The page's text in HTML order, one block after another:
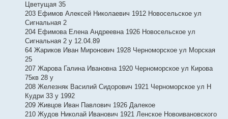
Цветущая 35
203 Ефимов Алексей Николаевич 1912 Новосельское ул
Сигнальная 2
204 Ефимова Елена Андреевна 1926 Новосельское ул
Сигнальная 2 у 12.04.89
64 Жариков Иван Миронович 1928 Черноморское ул Морская
25
207 Жарова Галина Ивановна 1920 Черноморское ул Кирова
75кв 28 у
208 Железняк Василий Сидорович 1921 Черноморское ул Н
Кудри 33 у 1992
209 Живцов Иван Павлович 1926 Далекое
210 Жудов Николай Иванович 1921 Ленское Новоивановского